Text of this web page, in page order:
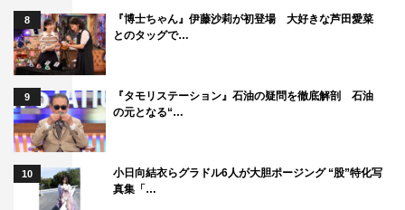
自身の決め技を伝授した棚橋選手も、「西島さんはフィジ
カルが強くて運動能力も高い。パーソナルトレーナーに就
いて、もう少し僕好みの筋肉に育ててみたい」と、西島の
素質に魅了された様子。
田口選手も「センスのよさを感じました。ぜひ試合に出て
いただきたい！」と熱望したほか、事前練習から付き添っ
たオカダ選手も「すごい運動神経の持ち主！ 今からでも
二刀流で、プロレスラーという選択肢もアリなんじゃない
8
『博士ちゃん』伊藤沙莉が初登場 大好きな芦田愛菜
とのタッグで…
9
『タモリステーション』石油の疑問を徹底解剖 石油
の元となる“…
10
小日向結衣らグラドル6人が大胆ポージング “股”特化写
真集「…